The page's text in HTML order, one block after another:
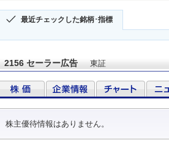
最近チェックした銘柄･指標
2156 セーラー広告 東証
株主優待情報はありません。